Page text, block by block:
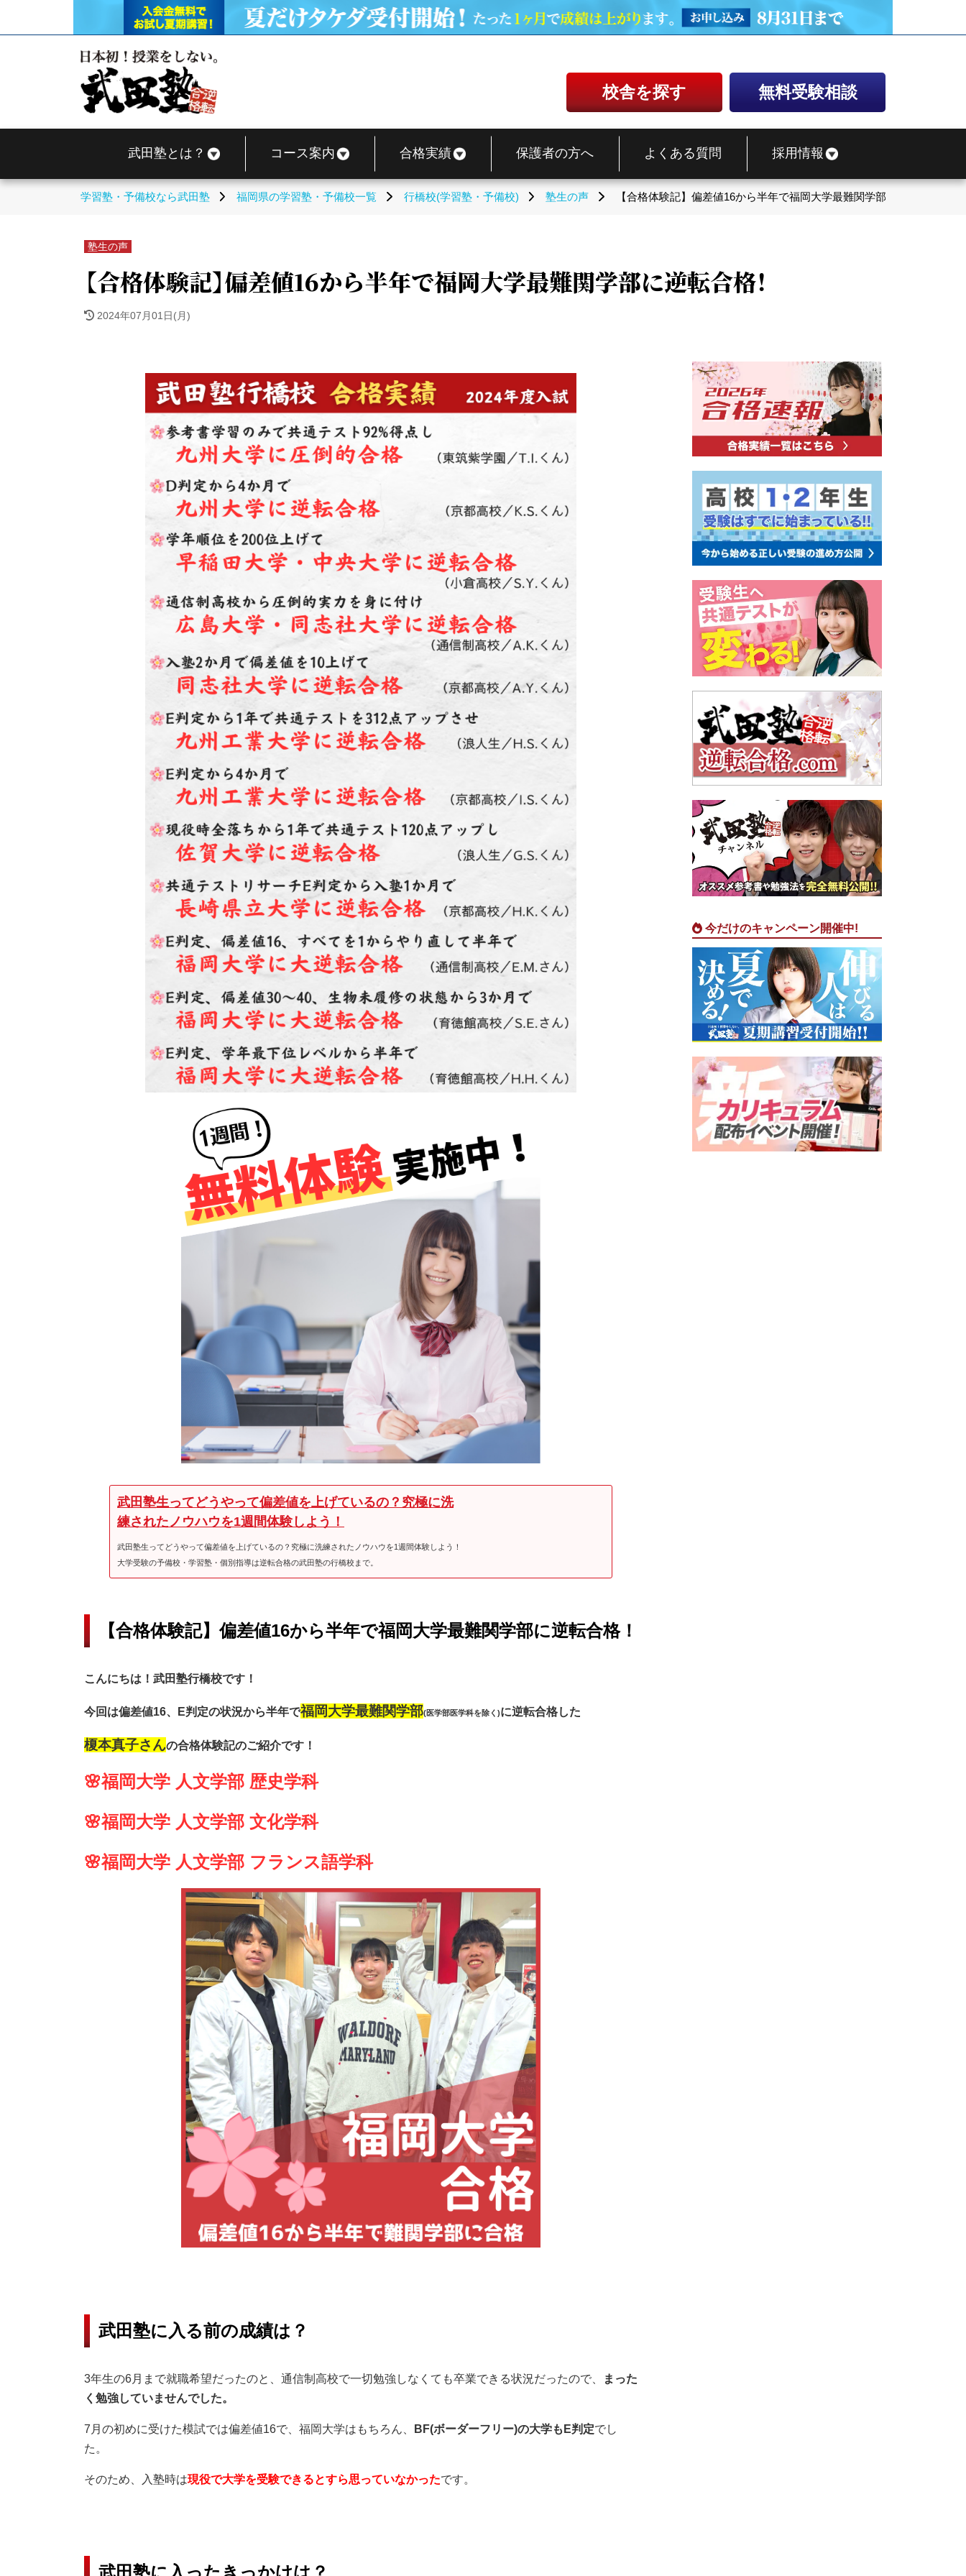
校舎を探す 無料受験相談
武田塾とは？ コース案内 合格実績 保護者の方へ よくある質問 採用情報
学習塾・予備校なら武田塾 福岡県の学習塾・予備校一覧 行橋校(学習塾・予備校) 塾生の声 【合格体験記】偏差値16から半年で福岡大学最難関学部に逆転合格！
塾生の声
【合格体験記】偏差値16から半年で福岡大学最難関学部に逆転合格！
2024年07月01日(月)
武田塾生ってどうやって偏差値を上げているの？究極に洗
練されたノウハウを1週間体験しよう！
武田塾生ってどうやって偏差値を上げているの？究極に洗練されたノウハウを1週間体験しよう！
大学受験の予備校・学習塾・個別指導は逆転合格の武田塾の行橋校まで。
【合格体験記】偏差値16から半年で福岡大学最難関学部に逆転合格！
こんにちは！武田塾行橋校です！
今回は偏差値16、E判定の状況から半年で福岡大学最難関学部(医学部医学科を除く)に逆転合格した
榎本真子さんの合格体験記のご紹介です！
🌸福岡大学 人文学部 歴史学科
🌸福岡大学 人文学部 文化学科
🌸福岡大学 人文学部 フランス語学科
武田塾に入る前の成績は？
3年生の6月まで就職希望だったのと、通信制高校で一切勉強しなくても卒業できる状況だったので、
まった
く勉強していませんでした。
7月の初めに受けた模試では偏差値16で、福岡大学はもちろん、 BF(ボーダーフリ ー)の大学もE判定でし
た。
そのため、入塾時は現役で大学を受験できるとすら思っていなかったです。
武田塾に入ったきっかけは？
今だけのキャンペーン開催中!